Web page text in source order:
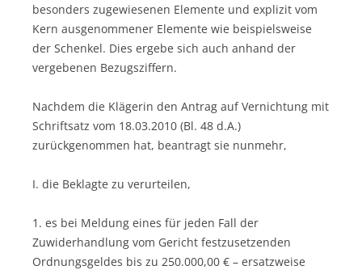
besonders zugewiesenen Elemente und explizit vom
Kern ausgenommener Elemente wie beispielsweise
der Schenkel. Dies ergebe sich auch anhand der
vergebenen Bezugsziffern.
Nachdem die Klägerin den Antrag auf Vernichtung mit
Schriftsatz vom 18.03.2010 (Bl. 48 d.A.)
zurückgenommen hat, beantragt sie nunmehr,
I. die Beklagte zu verurteilen,
1. es bei Meldung eines für jeden Fall der
Zuwiderhandlung vom Gericht festzusetzenden
Ordnungsgeldes bis zu 250.000,00 € – ersatzweise